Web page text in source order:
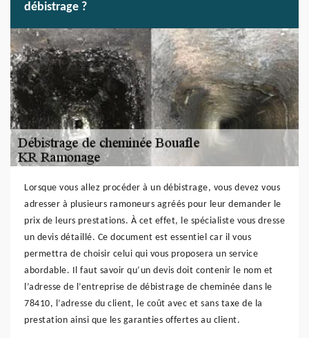
débistrage ?
Lorsque vous allez procéder à un débistrage, vous devez vous
adresser à plusieurs ramoneurs agréés pour leur demander le
prix de leurs prestations. À cet effet, le spécialiste vous dresse
un devis détaillé. Ce document est essentiel car il vous
permettra de choisir celui qui vous proposera un service
abordable. Il faut savoir qu’un devis doit contenir le nom et
l’adresse de l’entreprise de débistrage de cheminée dans le
78410, l’adresse du client, le coût avec et sans taxe de la
prestation ainsi que les garanties offertes au client.